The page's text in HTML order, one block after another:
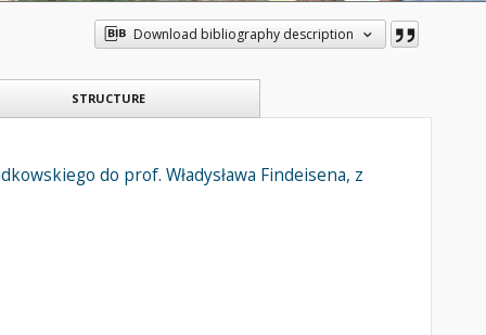
Download bibliography description
STRUCTURE
do prof. Władysława Findeisena, z